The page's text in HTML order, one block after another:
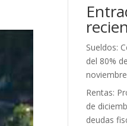
Sueldos:
del 80%
Rentas:
de
deudas